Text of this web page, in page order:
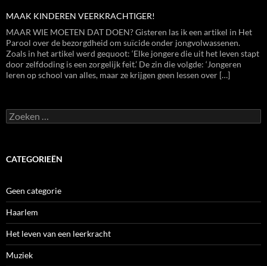
MAAK KINDEREN VEERKRACHTIGER!
MAAR WIE MOETEN DAT DOEN? Gisteren las ik een artikel in Het
Parool over de bezorgdheid om suïcide onder jongvolwassenen.
Zoals in het artikel werd gequoot: ‘Elke jongere die uit het leven stapt
door zelfdoding is een zorgelijk feit.’ De zin die volgde: ‘Jongeren
leren op school van alles, maar ze krijgen geen lessen over […]
Zoeken
naar:
CATEGORIEËN
Geen categorie
Haarlem
Het leven van een leerkracht
Muziek